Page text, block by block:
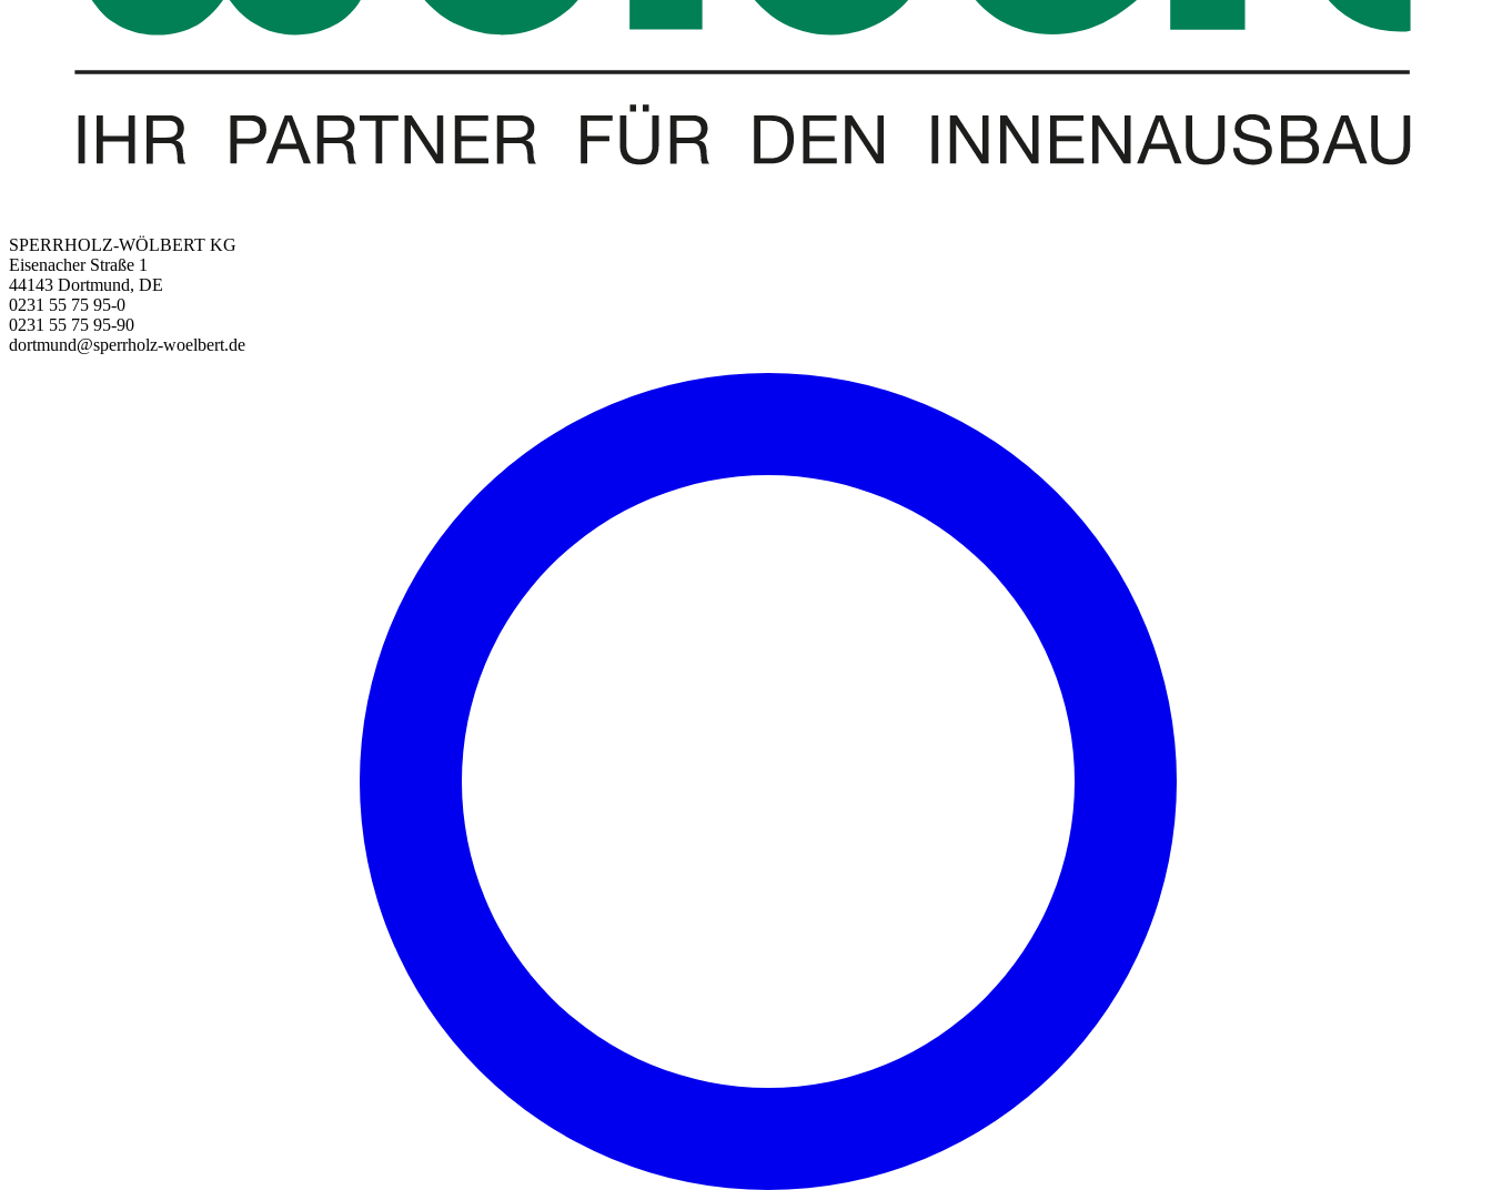
SPERRHOLZ-WÖLBERT KG
Eisenacher Straße 1
44143 Dortmund, DE
0231 55 75 95-0
0231 55 75 95-90
dortmund@sperrholz-woelbert.de